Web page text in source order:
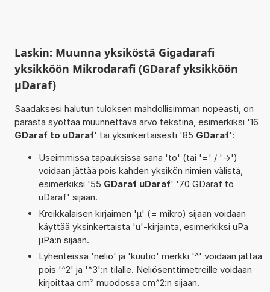
Laskin: Muunna yksiköstä Gigadarafi
yksikköön Mikrodarafi (GDaraf yksikköön
µDaraf)
Saadaksesi halutun tuloksen mahdollisimman nopeasti, on
parasta syöttää muunnettava arvo tekstinä, esimerkiksi '16
GDaraf to uDaraf' tai yksinkertaisesti '85 GDaraf':
Useimmissa tapauksissa sana 'to' (tai '=' / '->')
voidaan jättää pois kahden yksikön nimien välistä,
esimerkiksi '55 GDaraf uDaraf' '70 GDaraf to
uDaraf' sijaan.
Kreikkalaisen kirjaimen 'µ' (= mikro) sijaan voidaan
käyttää yksinkertaista 'u'-kirjainta, esimerkiksi uPa
µPa:n sijaan.
Lyhenteissä 'neliö' ja 'kuutio' merkki '^' voidaan jättää
pois '^2' ja '^3':n tilalle. Neliösenttimetreille voidaan
kirjoittaa cm² muodossa cm^2:n sijaan.